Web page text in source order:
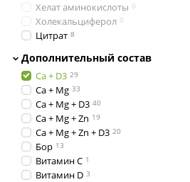
Хелат аминокислоты 0
Холекальциферол 0
Цитрат 8
Дополнительный состав
Ca + D3 29
Ca + Mg 33
Ca + Mg + D3 40
Ca + Mg + Zn 19
Ca + Mg + Zn + D3 20
Бор 13
Витамин C 1
Витамин D 3